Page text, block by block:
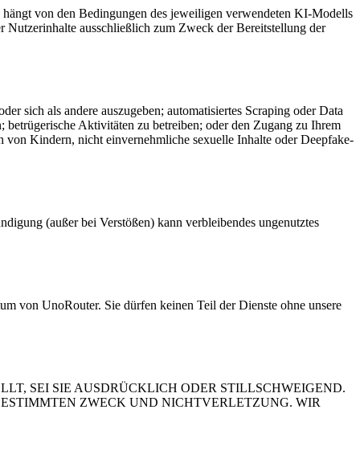
von den Bedingungen des jeweiligen verwendeten KI-Modells
ausschließlich zum Zweck der Bereitstellung der
sich als andere auszugeben; automatisiertes Scraping oder Data
Aktivitäten zu betreiben; oder den Zugang zu Ihrem
Kindern, nicht einvernehmliche sexuelle Inhalte oder Deepfake-
(außer bei Verstößen) kann verbleibendes ungenutztes
von UnoRouter. Sie dürfen keinen Teil der Dienste ohne unsere
SEI SIE AUSDRÜCKLICH ODER STILLSCHWEIGEND.
ZWECK UND NICHTVERLETZUNG. WIR